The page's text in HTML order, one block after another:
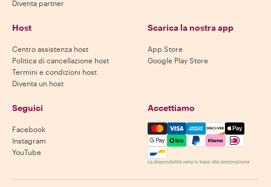
Diventa partner
Host
Centro assistenza host
Politica di cancellazione host
Termini e condizioni host
Diventa un host
Scarica la nostra app
App Store
Google Play Store
Seguici
Facebook
Instagram
YouTube
Accettiamo
Mastercard, Visa, Amex,
La disponibilità varia in base alla destinazione